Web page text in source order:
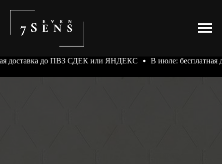
до ПВЗ СДЕК или ЯНДЕКС В июле: бесплатная доставка